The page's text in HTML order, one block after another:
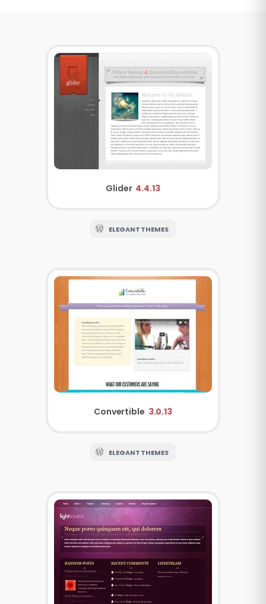
Glider 4.4.13
ELEGANT THEMES
Convertible 3.0.13
ELEGANT THEMES